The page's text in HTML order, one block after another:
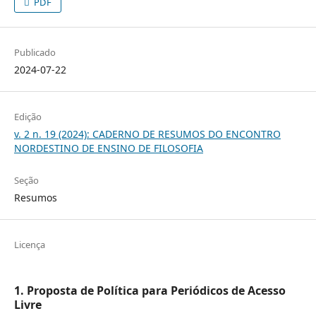
Publicado
2024-07-22
Edição
v. 2 n. 19 (2024): CADERNO DE RESUMOS DO ENCONTRO
NORDESTINO DE ENSINO DE FILOSOFIA
Seção
Resumos
Licença
1. Proposta de Política para Periódicos de Acesso
Livre